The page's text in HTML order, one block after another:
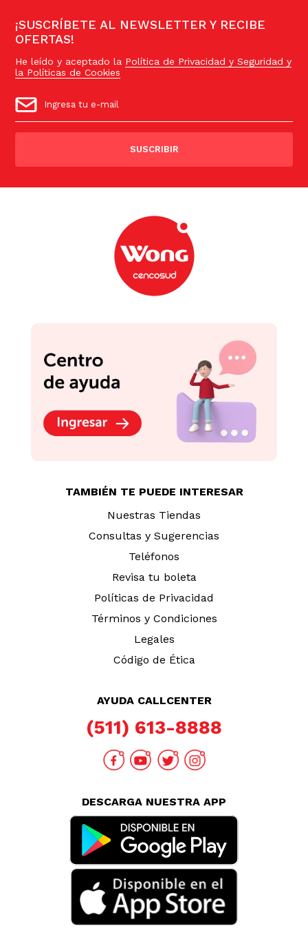
¡SUSCRÍBETE AL NEWSLETTER Y RECIBE
OFERTAS!
He leído y aceptado la Política de Privacidad y Seguridad y
la Políticas de Cookies
SUSCRIBIR
TAMBIÉN TE PUEDE INTERESAR
Nuestras Tiendas
Consultas y Sugerencias
Teléfonos
Revisa tu boleta
Políticas de Privacidad
Términos y Condiciones
Legales
Código de Ética
AYUDA CALLCENTER
(511) 613-8888
DESCARGA NUESTRA APP